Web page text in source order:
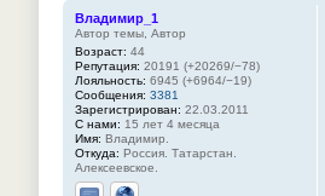
Владимир_1
Автор темы, Автор
Возраст: 44
Репутация: 20191 (+20269/−78)
Лояльность: 6945 (+6964/−19)
Сообщения: 3381
Зарегистрирован: 22.03.2011
С нами: 15 лет 4 месяца
Имя: Владимир.
Откуда: Россия. Татарстан.
Алексеевское.